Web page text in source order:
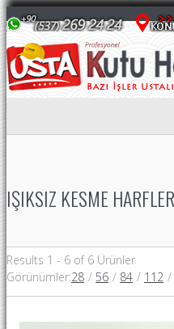
IŞIKSIZ KESME HARFLER
Results 1 - 6 of 6 Ürünler
Görünümler:28 / 56 / 84 / 112 /